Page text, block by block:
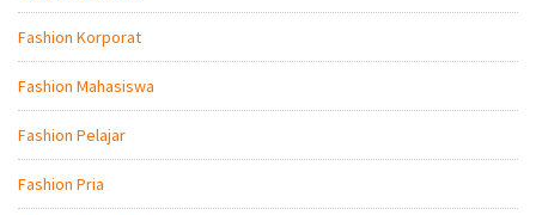
Fashion Korporat
Fashion Mahasiswa
Fashion Pelajar
Fashion Pria